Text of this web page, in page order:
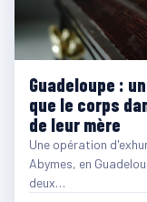
Guadeloupe :
que le corps
de leur mère
Une opération
Abymes, en
deux…